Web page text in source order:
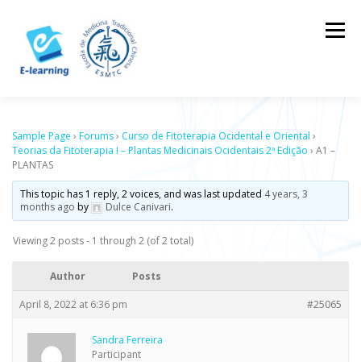
content
Menu
Sample Page › Forums› Curso de Fitoterapia Ocidental e Oriental ›
Teorias da Fitoterapia I – Plantas Medicinais Ocidentais 2ª Edição › A1 –
PLANTAS
This topic has 1 reply, 2 voices, and was last updated 4 years, 3
months ago by Dulce Canivari.
Viewing 2 posts - 1 through 2 (of 2 total)
Author Posts
April 8, 2022 at 6:36 pm #25065
Sandra Ferreira
Participant